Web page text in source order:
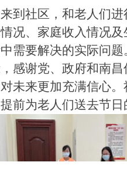
到社区，和老人们
况、家庭收入情况
需要解决的实际问
感谢党、政府和南
未来更加充满信心
前为老人们送去节日